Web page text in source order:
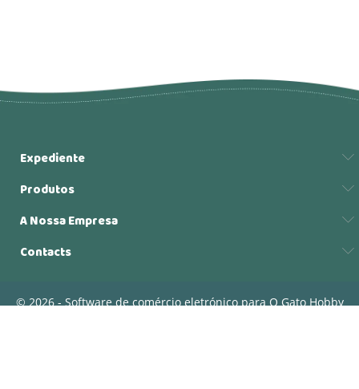
Expediente
Produtos
A Nossa Empresa
Contacts
© 2026 - Software de comércio eletrónico para O Gato Hobby